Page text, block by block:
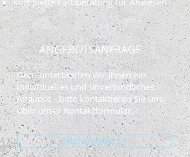
ANGEBOTSANFRAGE
Jetzt anfragen >
Gern unterbreiten wir Ihnen ein
individuelles und unverbindliches
Angebot - bitte kontaktieren Sie uns
über unser Kontaktformular.